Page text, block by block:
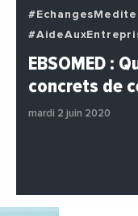
#BuzzNews
#Entreprises
EBSOMED :
concrets de
mardi 2 juin 2020